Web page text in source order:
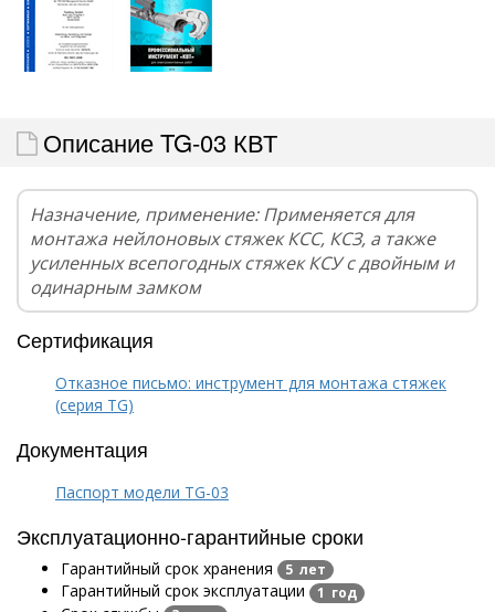
Описание TG-03 КВТ
Назначение, применение: Применяется для
монтажа нейлоновых стяжек КСС, КСЗ, а также
усиленных всепогодных стяжек КСУ с двойным и
одинарным замком
Сертификация
Отказное письмо: инструмент для монтажа стяжек
(серия TG)
Документация
Паспорт модели TG-03
Эксплуатационно-гарантийные сроки
Гарантийный срок хранения 5 лет
Гарантийный срок эксплуатации 1 год